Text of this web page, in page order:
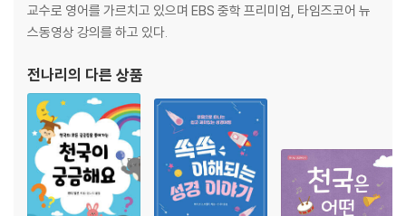
교수로 영어를 가르치고 있으며 EBS 중학 프리미엄, 타임즈코어 뉴
스동영상 강의를 하고 있다.
전나리의 다른 상품